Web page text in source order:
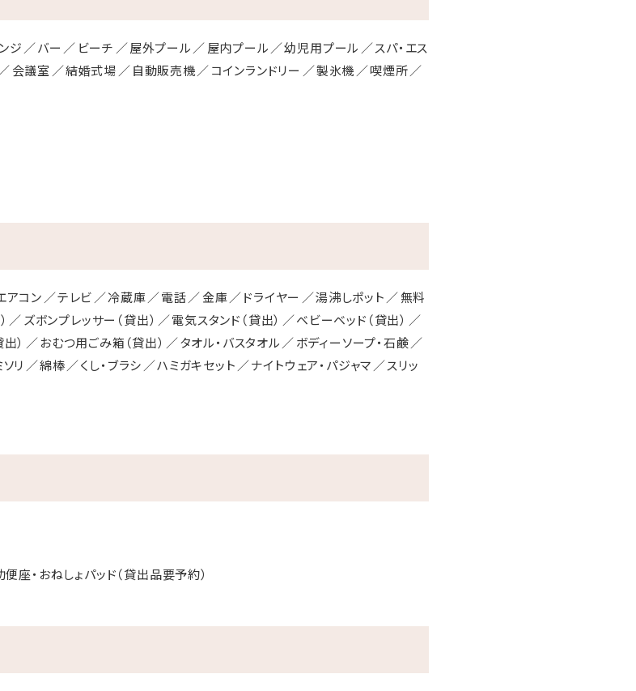
ジ バー ビーチ 屋外プール 屋内プール 幼児用プール
スパ・エス
会議室 結婚式場 自動販売機 コインランドリー 製氷機
喫煙所
アコン テレビ 冷蔵庫 電話 金庫 ドライヤー 湯沸しポット
無料
ズボンプレッサー（貸出） 電気スタンド（貸出）
ベビーベッド（貸出）
） おむつ用ごみ箱（貸出） タオル・バスタオル
ボディーソープ・石鹸
リ 綿棒 くし・ブラシ ハミガキセット ナイトウェア・パジャマ
スリッ
座・おねしょパッド（貸出品要予約）